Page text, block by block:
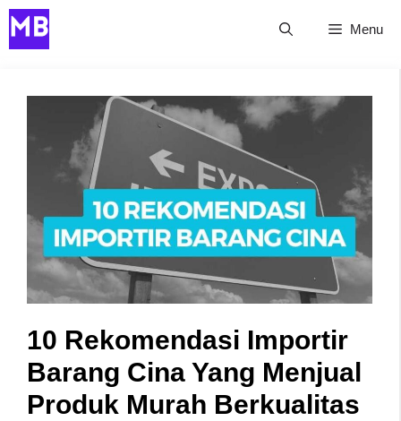
Skip
to
Menu
10 Rekomendasi Importir
Barang Cina Yang Menjual
Produk Murah Berkualitas